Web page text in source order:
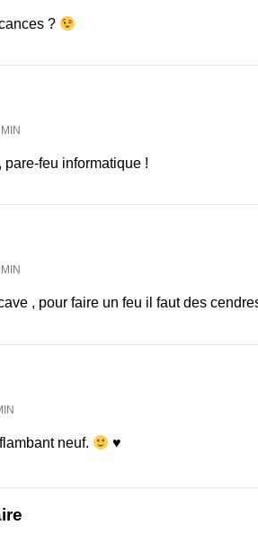
?
feu informatique !
, pour faire un feu il faut des
neuf. ♥